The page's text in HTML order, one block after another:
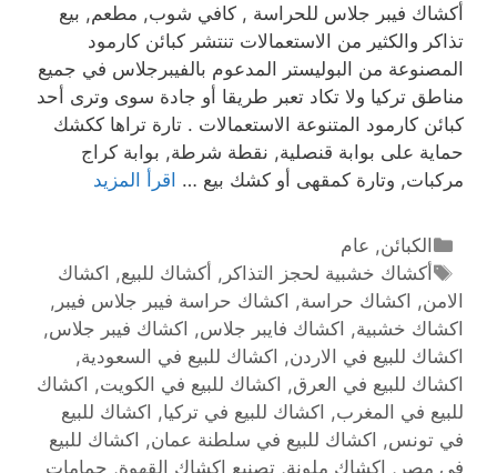
أكشاك فيبر جلاس للحراسة , كافي شوب, مطعم, بيع
تذاكر والكثير من الاستعمالات تنتشر كبائن كارمود
المصنوعة من البوليستر المدعوم بالفيبرجلاس في جميع
مناطق تركيا ولا تكاد تعبر طريقا أو جادة سوى وترى أحد
كبائن كارمود المتنوعة الاستعمالات . تارة تراها ككشك
حماية على بوابة قنصلية, نقطة شرطة, بوابة كراج
مركبات, وتارة كمقهى أو كشك بيع … اقرأ المزيد
الكبائن, عام
أكشاك خشبية لحجز التذاكر, أكشاك للبيع, اكشاك
الامن, اكشاك حراسة, اكشاك حراسة فيبر جلاس فيبر,
اكشاك خشبية, اكشاك فايبر جلاس , اكشاك فيبر جلاس ,
اكشاك للبيع في الاردن, اكشاك للبيع في السعودية,
اكشاك للبيع في العرق, اكشاك للبيع في الكويت, اكشاك
للبيع في المغرب, اكشاك للبيع في تركيا, اكشاك للبيع
في تونس , اكشاك للبيع في سلطنة عمان, اكشاك للبيع
في مصر, اكشاك ملونة, تصنيع اكشاك القهوة, حمامات